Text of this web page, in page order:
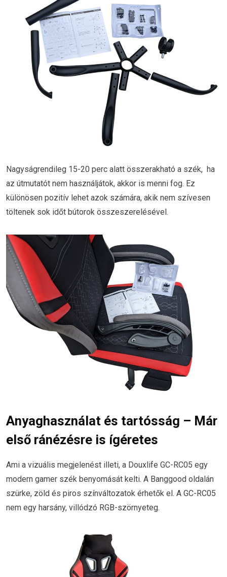
Nagyságrendileg 15-20 perc alatt összerakható a szék, ha
az útmutatót nem használjátok, akkor is menni fog. Ez
különösen pozitív lehet azok számára, akik nem szívesen
töltenek sok időt bútorok összeszerelésével.
Anyaghasználat és tartósság – Már
első ránézésre is ígéretes
Ami a vizuális megjelenést illeti, a Douxlife GC-RC05 egy
modern gamer szék benyomását kelti. A Banggood oldalán
szürke, zöld és piros színváltozatok érhetők el. A GC-RC05
nem egy harsány, villódzó RGB-szörnyeteg.